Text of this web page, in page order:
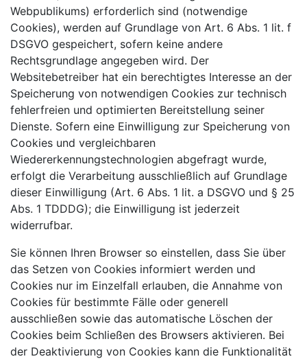
Webpublikums) erforderlich sind (notwendige
Cookies), werden auf Grundlage von Art. 6 Abs. 1 lit. f
DSGVO gespeichert, sofern keine andere
Rechtsgrundlage angegeben wird. Der
Websitebetreiber hat ein berechtigtes Interesse an der
Speicherung von notwendigen Cookies zur technisch
fehlerfreien und optimierten Bereitstellung seiner
Dienste. Sofern eine Einwilligung zur Speicherung von
Cookies und vergleichbaren
Wiedererkennungstechnologien abgefragt wurde,
erfolgt die Verarbeitung ausschließlich auf Grundlage
dieser Einwilligung (Art. 6 Abs. 1 lit. a DSGVO und § 25
Abs. 1 TDDDG); die Einwilligung ist jederzeit
widerrufbar.
Sie können Ihren Browser so einstellen, dass Sie über
das Setzen von Cookies informiert werden und
Cookies nur im Einzelfall erlauben, die Annahme von
Cookies für bestimmte Fälle oder generell
ausschließen sowie das automatische Löschen der
Cookies beim Schließen des Browsers aktivieren. Bei
der Deaktivierung von Cookies kann die Funktionalität